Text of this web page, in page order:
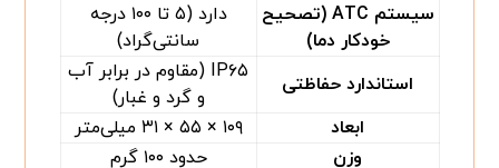
سیستم ATC (تصحیح
خودکار دما)
دارد (۵ تا ۱۰۰ درجه
سانتی‌گراد)
استاندارد حفاظتی
IP۶۵ (مقاوم در برابر آب
و گرد و غبار)
ابعاد
۱۰۹ × ۵۵ × ۳۱ میلی‌متر
وزن
حدود ۱۰۰ گرم